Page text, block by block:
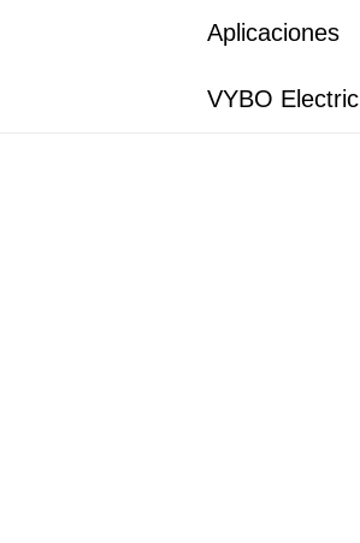
Aplicaciones
VYBO Electric